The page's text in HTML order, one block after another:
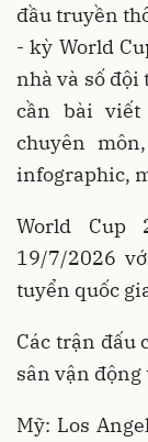
đầu truyền
- kỳ World
nhà và số đội
cần bài viết
chuyên
infographic,
World
19/7/2026
tuyển quốc
Các trận đấu
sân vận động
Mỹ: Los